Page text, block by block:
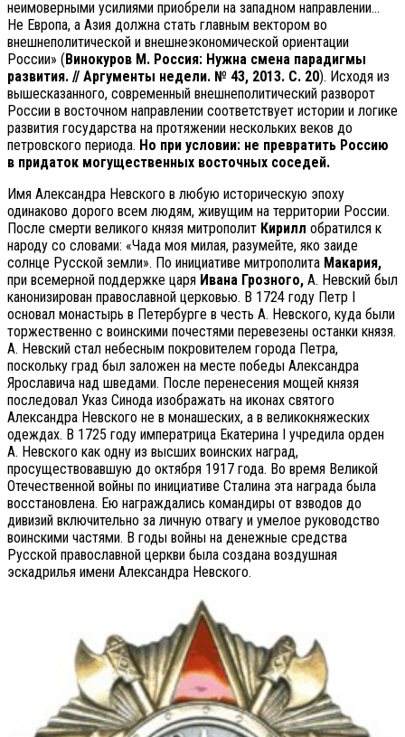
неимоверными усилиями приобрели на западном направлении…
Не Европа, а Азия должна стать главным вектором во
внешнеполитической и внешнеэкономической ориентации
России» ( Винокуров М. Россия: Нужна смена парадигмы
развития. // Аргументы недели. № 43, 2013. С. 20). Исходя из
вышесказанного, современный внешнеполитический разворот
России в восточном направлении соответствует истории и логике
развития государства на протяжении нескольких веков до
петровского периода. Но при условии: не превратить Россию
в придаток могущественных восточных соседей.
Имя Александра Невского в любую историческую эпоху
одинаково дорого всем людям, живущим на территории России.
После смерти великого князя митрополит Кирилл обратился к
народу со словами: «Чада моя милая, разумейте, яко заиде
солнце Русской земли». По инициативе митрополита Макария,
при всемерной поддержке царя Ивана Грозного, А. Невский был
канонизирован православной церковью. В 1724 году Петр I
основал монастырь в Петербурге в честь А. Невского, куда были
торжественно с воинскими почестями перевезены останки князя.
А. Невский стал небесным покровителем города Петра,
поскольку град был заложен на месте победы Александра
Ярославича над шведами. После перенесения мощей князя
последовал Указ Синода изображать на иконах святого
Александра Невского не в монашеских, а в великокняжеских
одеждах. В 1725 году императрица Екатерина I учредила орден
А. Невского как одну из высших воинских наград,
просуществовавшую до октября 1917 года. Во время Великой
Отечественной войны по инициативе Сталина эта награда была
восстановлена. Ею награждались командиры от взводов до
дивизий включительно за личную отвагу и умелое руководство
воинскими частями. В годы войны на денежные средства
Русской православной церкви была создана воздушная
эскадрилья имени Александра Невского.